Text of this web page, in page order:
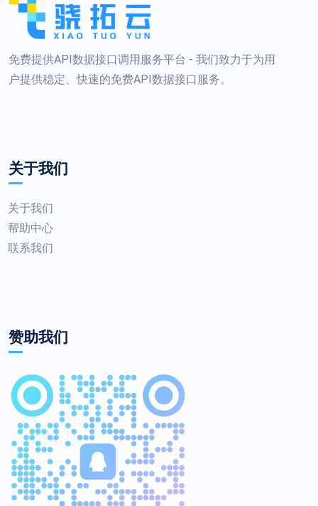
免费提供API数据接口调用服务平台 - 我们致力于为用
户提供稳定、快速的免费API数据接口服务。
关于我们
关于我们
帮助中心
联系我们
赞助我们